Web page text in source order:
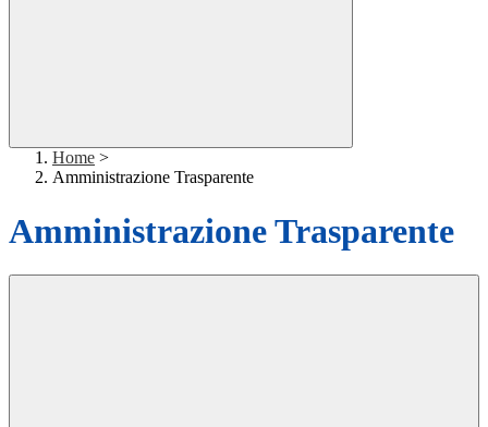
Home >
Amministrazione Trasparente
Amministrazione Trasparente